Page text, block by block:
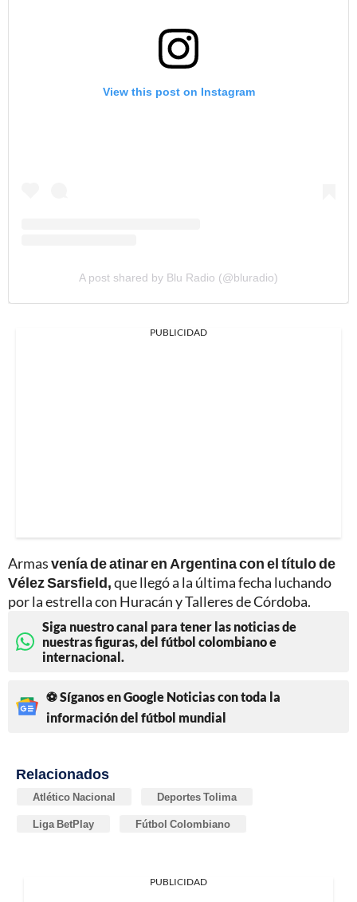
View this post on Instagram
A post shared by Blu Radio (@bluradio)
PUBLICIDAD
Armasvenía de atinar en Argentina con el título de
Vélez Sarsfield,que llegó a la última fecha luchando
por la estrella con Huracán y Talleres de Córdoba.
Siga nuestro canal para tener las noticias de
nuestras figuras, del fútbol colombiano e
internacional.
⚽ Síganos en Google Noticias con toda la
información del fútbol mundial
Relacionados
Atlético Nacional Deportes Tolima
Liga BetPlay Fútbol Colombiano
PUBLICIDAD